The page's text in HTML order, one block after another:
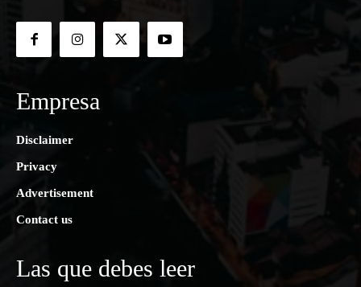
Empresa
Disclaimer
Privacy
Advertisement
Contact us
Las que debes leer